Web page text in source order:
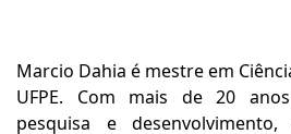
Marcio Dahia é mestre em
UFPE. Com mais de 20
pesquisa e